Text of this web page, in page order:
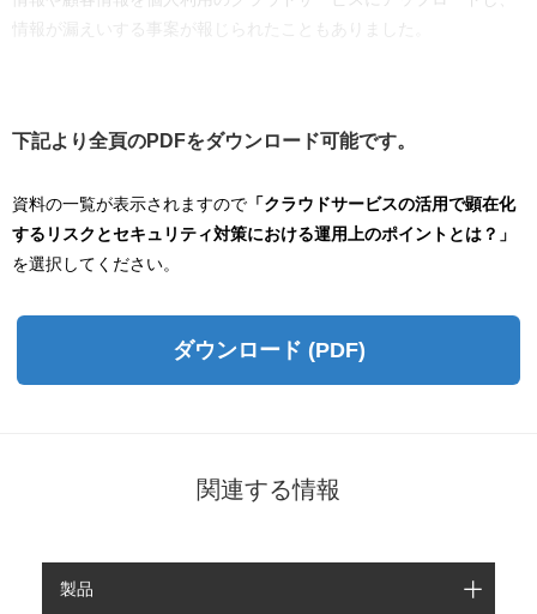
情報が漏えいする事案が報じられたこともありました。
下記より全頁のPDFをダウンロード可能です。
資料の一覧が表示されますので 「クラウドサービスの活用で顕在化
するリスクとセキュリティ対策における運用上のポイントとは？」
を選択してください。
ダウンロード (PDF)
関連する情報
製品